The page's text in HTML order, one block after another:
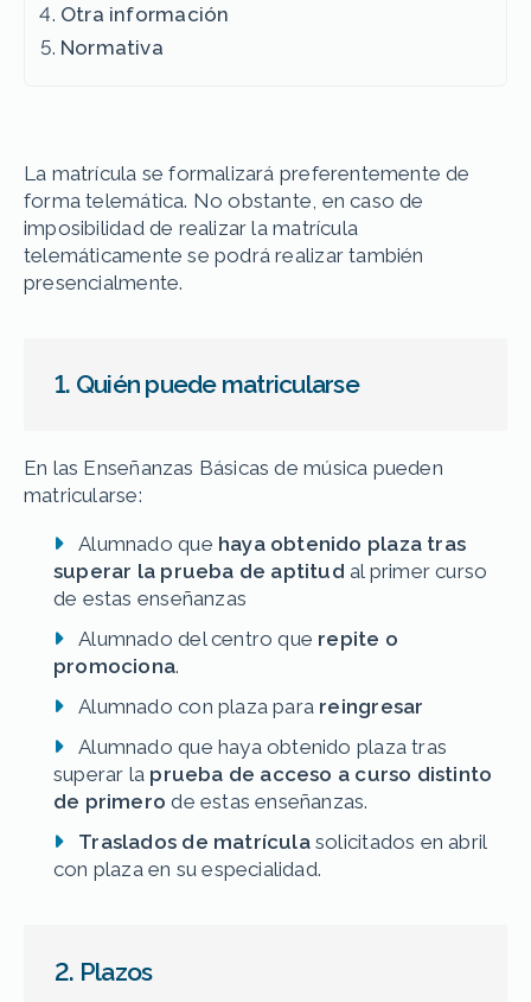
Otra información
Normativa
La matrícula se formalizará preferentemente de
forma telemática. No obstante, en caso de
imposibilidad de realizar la matrícula
telemáticamente se podrá realizar también
presencialmente.
1. Quién puede matricularse
En las Enseñanzas Básicas de música pueden
matricularse:
Alumnado que haya obtenido plaza tras
superar la prueba de aptitud al primer curso
de estas enseñanzas
Alumnado del centro que repite o
promociona.
Alumnado con plaza para reingresar
Alumnado que haya obtenido plaza tras
superar la prueba de acceso a curso distinto
de primero de estas enseñanzas.
Traslados de matrículasolicitados en abril
con plaza en su especialidad.
2. Plazos